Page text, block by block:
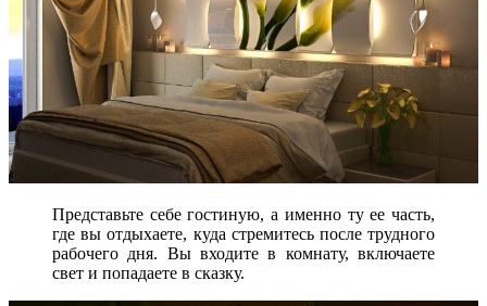
Представьте себе гостиную, а именно ту ее часть,
где вы отдыхаете, куда стремитесь после трудного
рабочего дня. Вы входите в комнату, включаете
свет и попадаете в сказку.